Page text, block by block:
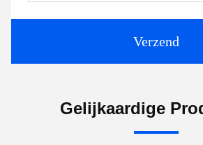
Verzend
Gelijkaardige